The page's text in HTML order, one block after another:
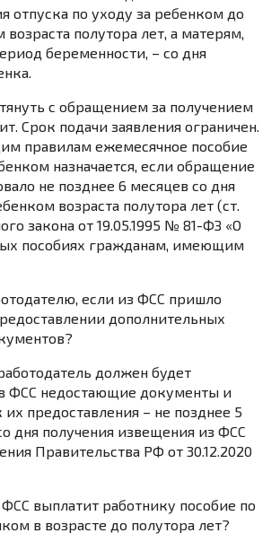
отпуска по уходу за ребенком до
полутора лет, а матерям,
беременности, – со дня
с обращением за получением
Срок подачи заявления ограничен.
правилам ежемесячное пособие
назначается, если обращение
не позднее 6 месяцев со дня
возраста полутора лет (ст.
закона от 19.05.1995 № 81-ФЗ «О
пособиях гражданам, имеющим
если из ФСС пришло
дополнительных
должен будет
ФСС недостающие документы и
их предоставления – не позднее 5
дня получения извещения из ФСС
Правительства РФ от 30.12.2020
выплатит работнику пособие по
в возрасте до полутора лет?